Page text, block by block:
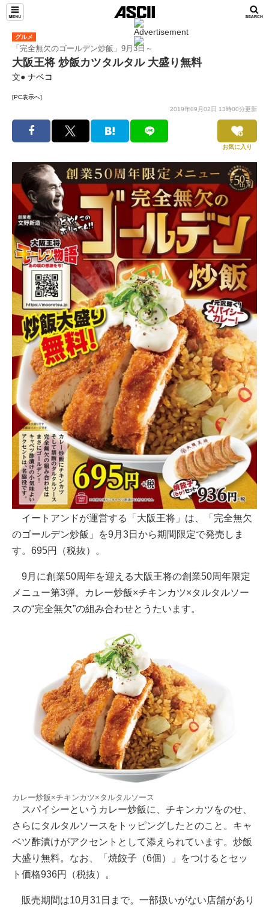
グルメ
「完全無欠のゴールデン炒飯」9月3日～
大阪王将 炒飯カツタルタル 大盛り無料
文● ナベコ
[PC表示へ]
2019年09月02日 13時00分更新
お気に入り
イートアンドが運営する「大阪王将」は、「完全無欠
のゴールデン炒飯」を9月3日から期間限定で発売しま
す。695円（税抜）。
9月に創業50周年を迎える大阪王将の創業50周年限定
メニュー第3弾。カレー炒飯×チキンカツ×タルタルソー
スの“完全無欠”の組み合わせとうたいます。
カレー炒飯×チキンカツ×タルタルソース
スパイシーというカレー炒飯に、チキンカツをのせ、
さらにタルタルソースをトッピングしたとのこと。キャ
ベツ酢漬けがアクセントとして添えられています。炒飯
大盛り無料。なお、「焼餃子（6個）」をつけるとセッ
ト価格936円（税抜）。
販売期間は10月31日まで。一部扱いがない店舗があり